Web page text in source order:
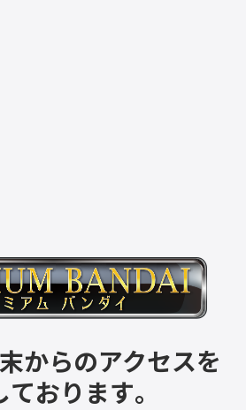
からのアクセスを
おります。